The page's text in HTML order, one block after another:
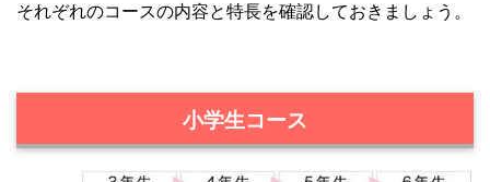
それぞれのコースの内容と特長を確認しておきましょう。
小学生コース